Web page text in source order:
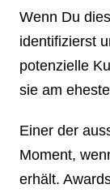
Wenn Du
identifizierst
potenzielle
sie am
Einer der
Moment,
erhält.